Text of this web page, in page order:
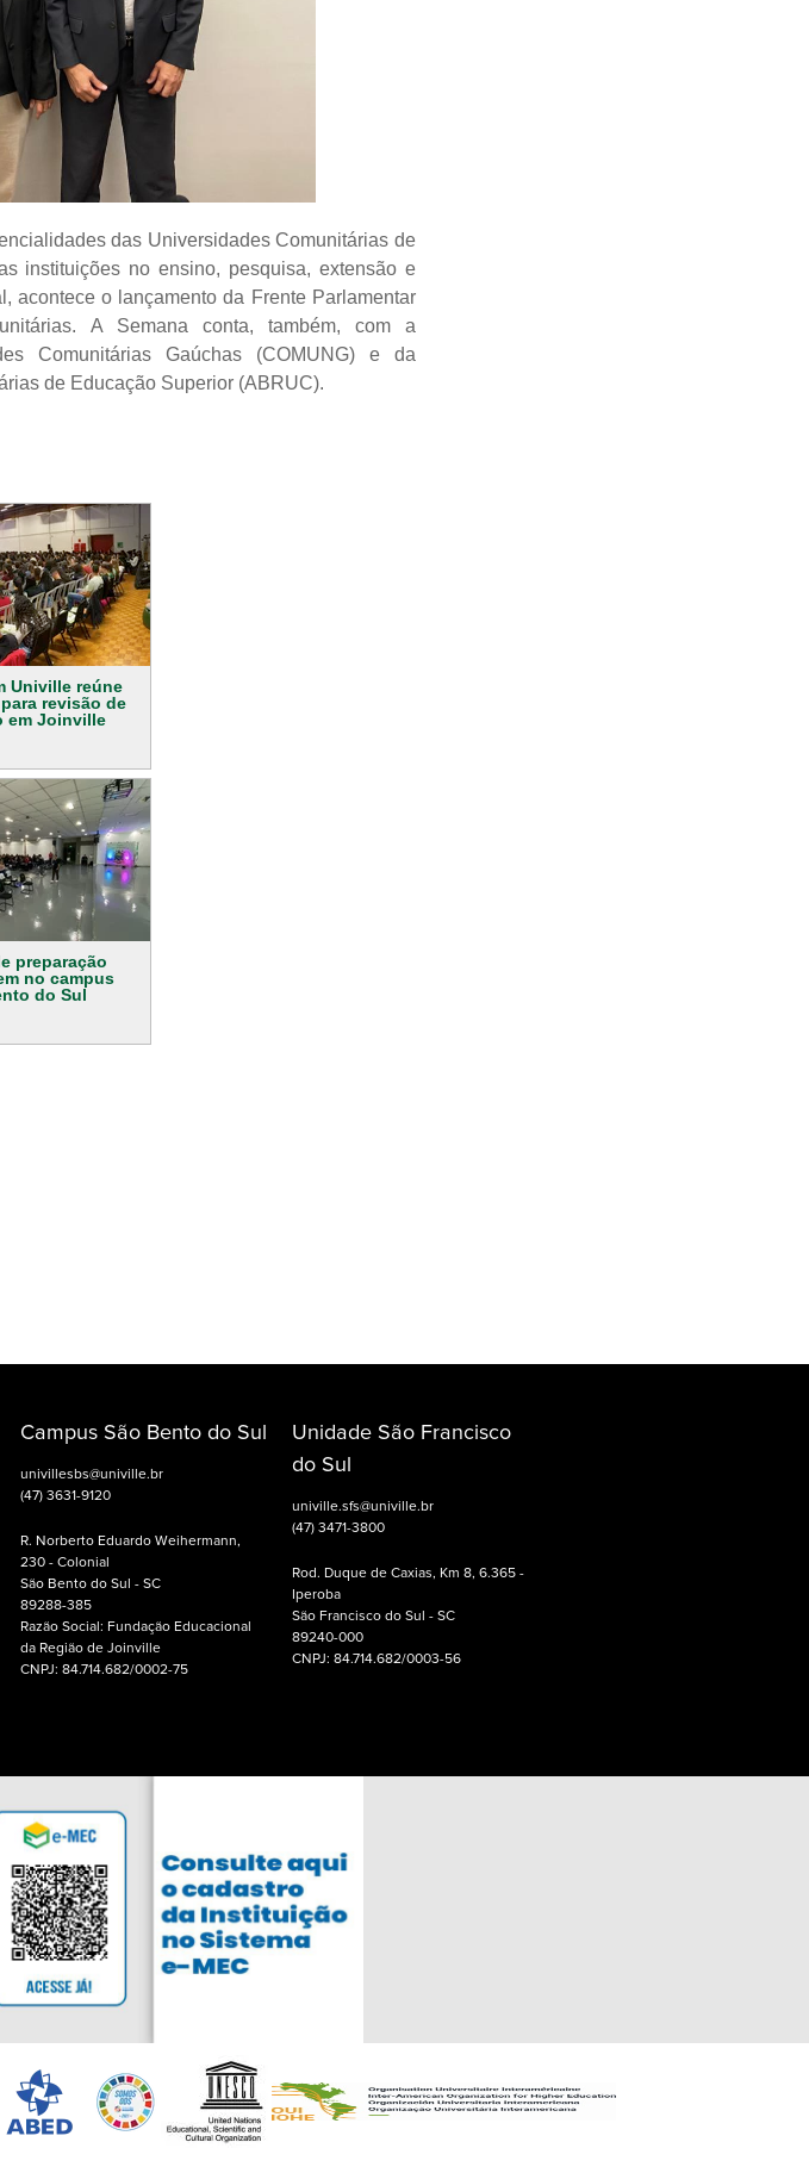
das Universidades Comunitárias de
instituições no ensino, pesquisa, extensão e
acontece o lançamento da Frente Parlamentar
A Semana conta, também, com a
Comunitárias Gaúchas (COMUNG) e da
de Educação Superior (ABRUC).
Univille reúne
revisão de
em Joinville
preparação
no campus
do Sul
Campus São Bento do Sul
univillesbs@univille.br
(47) 3631-9120
R. Norberto Eduardo Weihermann,
230 - Colonial
São Bento do Sul - SC
89288-385
Razão Social: Fundação Educacional
da Região de Joinville
CNPJ: 84.714.682/0002-75
Unidade São Francisco
do Sul
univille.sfs@univille.br
(47) 3471-3800
Rod. Duque de Caxias, Km 8, 6.365 -
Iperoba
São Francisco do Sul - SC
89240-000
CNPJ: 84.714.682/0003-56